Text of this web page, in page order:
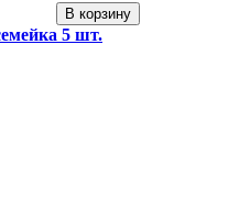
В корзину
5 шт.